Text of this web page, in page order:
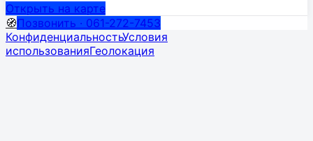
Открыть на карте
🧭Позвонить · 061-272-7453
КонфиденциальностьУсловия
использованияГеолокация